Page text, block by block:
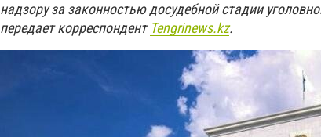
надзору за законностью досудебной стадии
передает корреспондент Tengrinews.kz.